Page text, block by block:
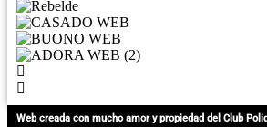
Web creada con mucho amor y propiedad del Club